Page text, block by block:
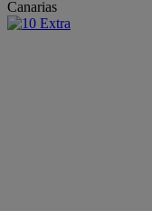
Canarias